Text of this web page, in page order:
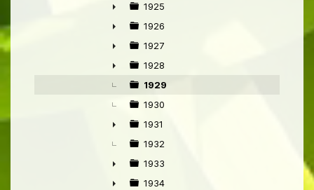
►
►
1925
►
1926
►
1927
►
1928
1929
1930
►
1931
1932
►
1933
1934